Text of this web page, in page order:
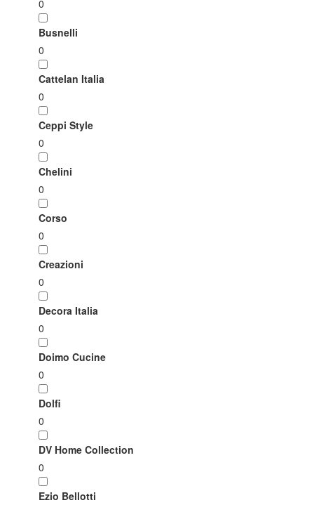
0
Busnelli
0
Cattelan Italia
0
Ceppi Style
0
Chelini
0
Corso
0
Creazioni
0
Decora Italia
0
Doimo Cucine
0
Dolfi
0
DV Home Collection
0
Ezio Bellotti